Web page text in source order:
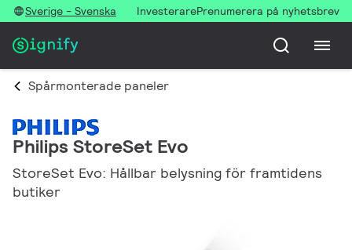
Sverige - Svenska InvesterarePrenumerera på nyhetsbrev
Spårmonterade paneler
Philips StoreSet Evo
StoreSet Evo: Hållbar belysning för framtidens
butiker